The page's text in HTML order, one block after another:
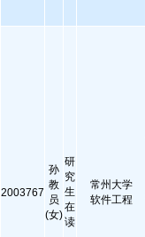
2003767
孙
教
员
(女)
研
究
生
在
读
常州大学
软件工程